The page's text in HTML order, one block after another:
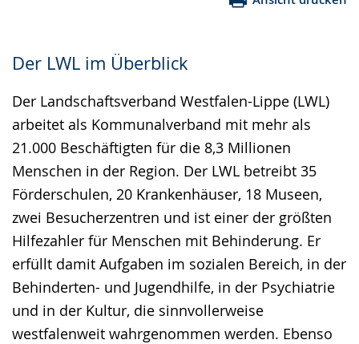
Der LWL im Überblick
Der Landschaftsverband Westfalen-Lippe (LWL)
arbeitet als Kommunalverband mit mehr als
21.000 Beschäftigten für die 8,3 Millionen
Menschen in der Region. Der LWL betreibt 35
Förderschulen, 20 Krankenhäuser, 18 Museen,
zwei Besucherzentren und ist einer der größten
Hilfezahler für Menschen mit Behinderung. Er
erfüllt damit Aufgaben im sozialen Bereich, in der
Behinderten- und Jugendhilfe, in der Psychiatrie
und in der Kultur, die sinnvollerweise
westfalenweit wahrgenommen werden. Ebenso